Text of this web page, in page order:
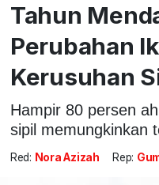
Tahun
Perubahan
Kerusuhan
Hampir 80 persen
sipil memungkinkan
Red: Nora Azizah Rep: